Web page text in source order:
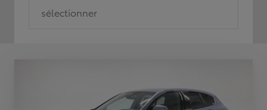
sélectionner